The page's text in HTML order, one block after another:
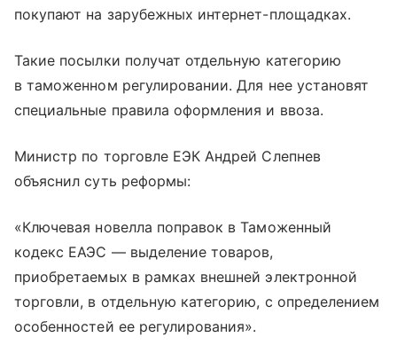
покупают на зарубежных интернет-площадках.
Такие посылки получат отдельную категорию
в таможенном регулировании. Для нее установят
специальные правила оформления и ввоза.
Министр по торговле ЕЭК Андрей Слепнев
объяснил суть реформы:
«Ключевая новелла поправок в Таможенный
кодекс ЕАЭС — выделение товаров,
приобретаемых в рамках внешней электронной
торговли, в отдельную категорию, с определением
особенностей ее регулирования».